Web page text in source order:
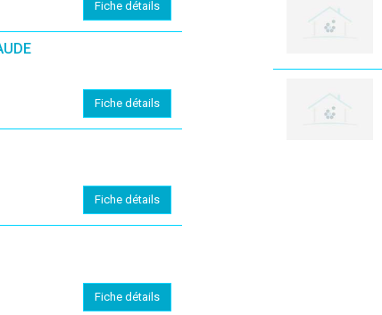
Fiche détails
Fiche détails
Fiche détails
Fiche détails